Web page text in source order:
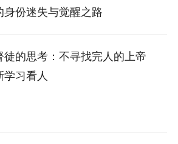
份迷失与觉醒之路
徒的思考：不寻找完人的上帝
习看人